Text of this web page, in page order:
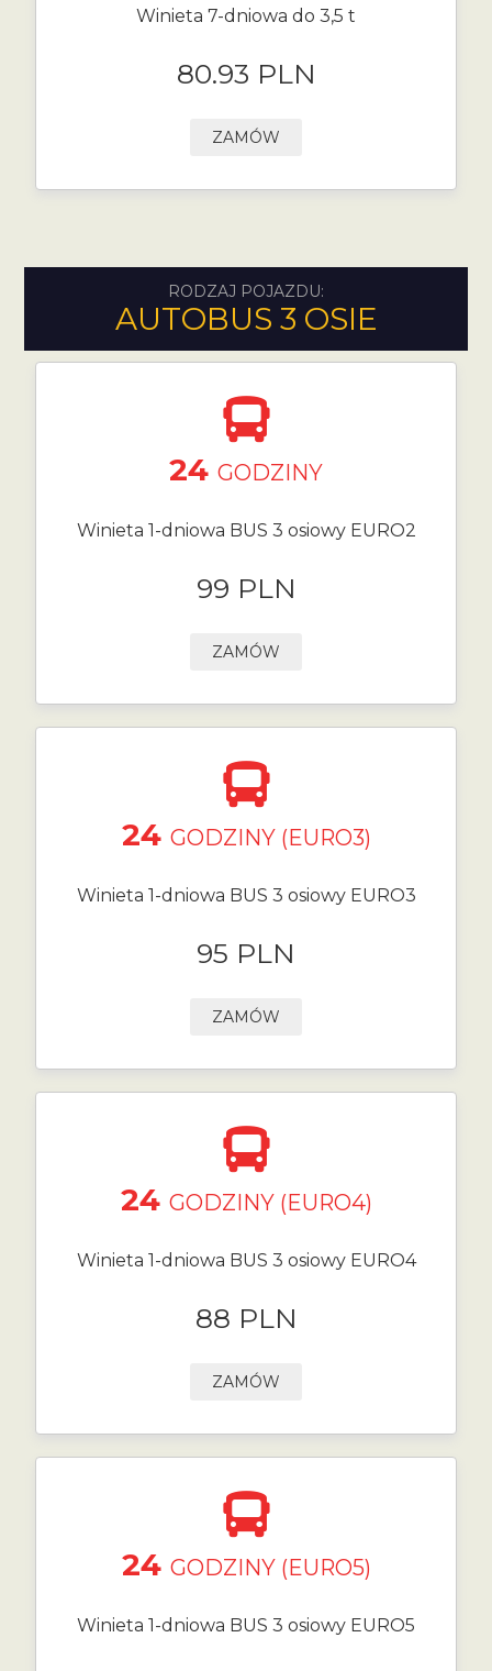
Winieta 7-dniowa do 3,5 t
80.93 PLN
ZAMÓW
RODZAJ POJAZDU:
AUTOBUS 3 OSIE
24 GODZINY
Winieta 1-dniowa BUS 3 osiowy EURO2
99 PLN
ZAMÓW
24 GODZINY (EURO3)
Winieta 1-dniowa BUS 3 osiowy EURO3
95 PLN
ZAMÓW
24 GODZINY (EURO4)
Winieta 1-dniowa BUS 3 osiowy EURO4
88 PLN
ZAMÓW
24 GODZINY (EURO5)
Winieta 1-dniowa BUS 3 osiowy EURO5